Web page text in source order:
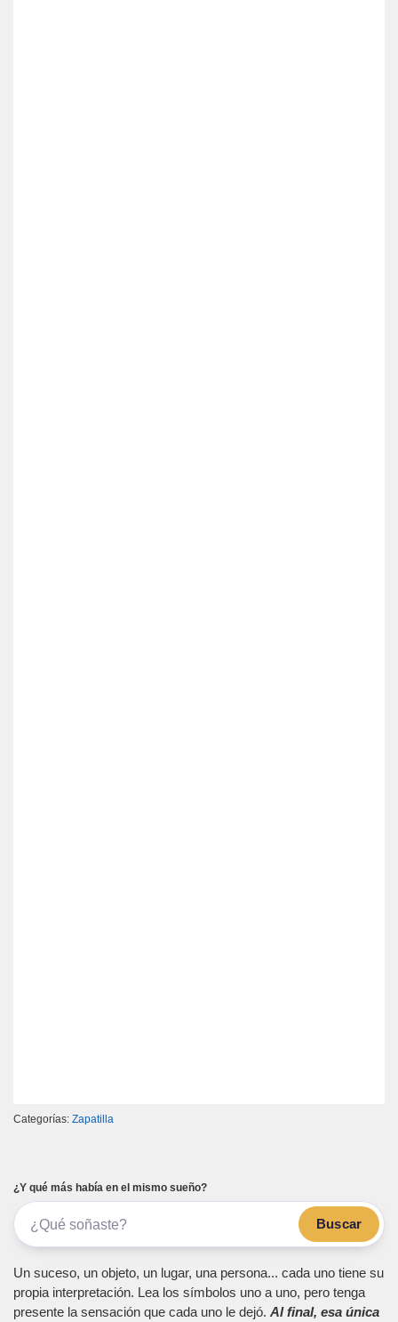
Categorías: Zapatilla
¿Y qué más había en el mismo sueño?
Buscar
Un suceso, un objeto, un lugar, una persona... cada uno tiene su
propia interpretación. Lea los símbolos uno a uno, pero tenga
presente la sensación que cada uno le dejó. Al final, esa única